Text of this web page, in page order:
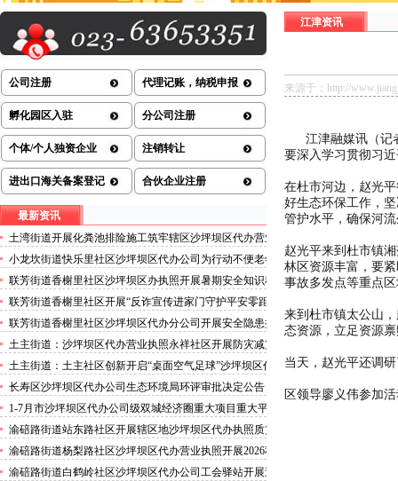
公司注册 代理记账，纳税申报
孵化园区入驻 分公司注册
个体/个人独资企业 注销转让
进出口海关备案登记 合伙企业注册
最新资讯
土湾街道开展化粪池排险施工筑牢辖区沙坪坝区代办营业
执照安全防线
小龙坎街道快乐里社区沙坪坝区代办公司为行动不便老年
人做生成认证
联芳街道香榭里社区沙坪坝区办执照开展暑期安全知识科
普讲座活动
联芳街道香榭里社区开展“反诈宣传进家门守护平安零距
离”沙坪坝区代办执照活动
联芳街道香榭里社区沙坪坝区代办分公司开展安全隐患排
查整治行动
土主街道：沙坪坝区代办营业执照永祥社区开展防灾减灾
科普宣传活动
土主街道：土主社区创新开启“桌面空气足球”沙坪坝区代
办执照主题活动
长寿区沙坪坝区代办公司生态环境局环评审批决定公告
2026.8.5
1-7月市沙坪坝区代办公司级双城经济圈重大项目重大平
台超时序推进
渝碚路街道站东路社区开展辖区地沙坪坝区代办执照质灾
害巡查工作
渝碚路街道杨梨路社区沙坪坝区代办营业执照开展2026秋
季征兵政策宣讲活动
渝碚路街道白鹤岭社区沙坪坝区代办公司工会驿站开展送
江津资讯
来源于：http://
江津融媒讯（记
要深入学习贯彻习
在杜市河边，赵光
好生态环保工作，
管护水平，确保河
赵光平来到杜市镇
林区资源丰富，要
事故多发点等重点
来到杜市镇太公山
态资源，立足资源
当天，赵光平还调
区领导廖义伟参加